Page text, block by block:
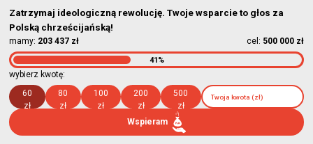
Zatrzymaj ideologiczną rewolucję. Twoje wsparcie to głos za
Polską chrześcijańską!
mamy: 203 437 zł cel: 500 000 zł
41%
wybierz kwotę:
60
zł
80
zł
100
zł
200
zł
500
zł
Wspieram